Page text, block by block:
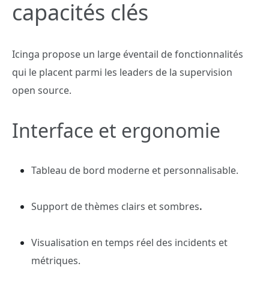
capacités clés
Icinga propose un large éventail de fonctionnalités
qui le placent parmi les leaders de la supervision
open source.
Interface et ergonomie
Tableau de bord moderne et personnalisable.
Support dethèmes clairs et sombres.
Visualisation en temps réel des incidents et
métriques.